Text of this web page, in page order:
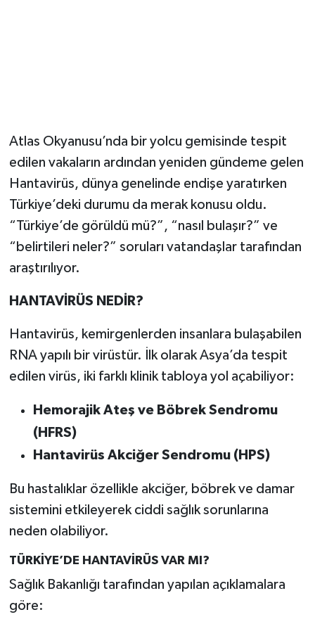
Atlas Okyanusu’nda bir yolcu gemisinde tespit
edilen vakaların ardından yeniden gündeme gelen
Hantavirüs, dünya genelinde endişe yaratırken
Türkiye’deki durumu da merak konusu oldu.
“Türkiye’de görüldü mü?”, “nasıl bulaşır?” ve
“belirtileri neler?” soruları vatandaşlar tarafından
araştırılıyor.
HANTAVİRÜS NEDİR?
Hantavirüs, kemirgenlerden insanlara bulaşabilen
RNA yapılı bir virüstür. İlk olarak Asya’da tespit
edilen virüs, iki farklı klinik tabloya yol açabiliyor:
Hemorajik Ateş ve Böbrek Sendromu
(HFRS)
Hantavirüs Akciğer Sendromu (HPS)
Bu hastalıklar özellikle akciğer, böbrek ve damar
sistemini etkileyerek ciddi sağlık sorunlarına
neden olabiliyor.
TÜRKİYE’DE HANTAVİRÜS VAR MI?
Sağlık Bakanlığı tarafından yapılan açıklamalara
göre: